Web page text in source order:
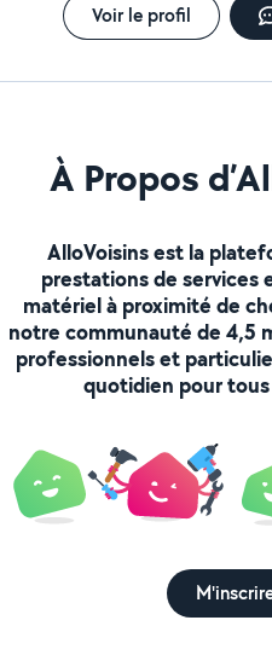
Voir le profil
À Propos
AlloVoisins est la
prestations de services
matériel à proximité de
notre communauté de 4,5
professionnels et
quotidien pour